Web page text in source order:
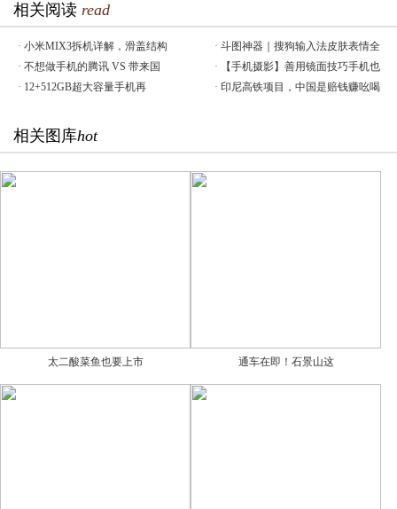
相关阅读 read
· 小米MIX3拆机详解，滑盖结构 · 斗图神器｜搜狗输入法皮肤表情全
· 不想做手机的腾讯 VS 带来国 ·
【手机摄影】善用镜面技巧手机也
· 12+512GB超大容量手机再 · 印尼高铁项目，中国是赔钱赚吆喝
相关图库hot
太二酸菜鱼也要上市 通车在即！石景山这